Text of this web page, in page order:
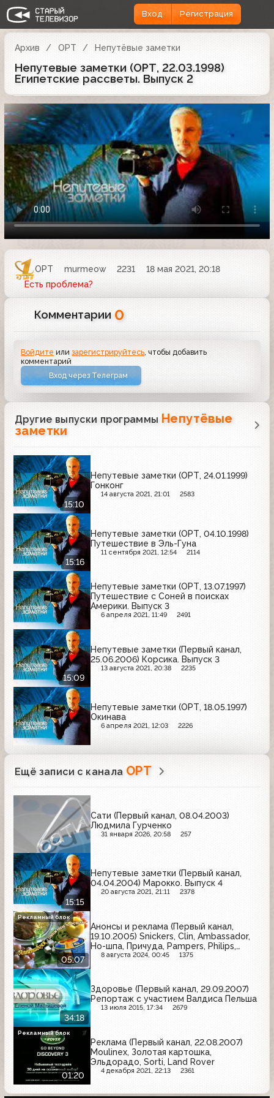
Вход Регистрация
Архив ОРТ Непутёвые заметки
Непутевые заметки (ОРТ, 22.03.1998)
Египетские рассветы. Выпуск 2
ОРТ murmeow 2231
18 мая 2021, 20:18
Есть проблема?
Комментарии 0
Войдите илизарегистрируйтесь , чтобы добавить
комментарий
Вход через Телеграм
Другие выпуски программы Непутёвые
заметки
15:10
Непутевые заметки (ОРТ, 24.01.1999)
Гонконг
14 августа 2021, 21:01 2583
15:16
Непутевые заметки (ОРТ, 04.10.1998)
Путешествие в Эль-Гуна
11 сентября 2021, 12:54 2114
Непутевые заметки (ОРТ, 13.07.1997)
Путешествие с Соней в поисках
Америки. Выпуск 3
6 апреля 2021, 11:49 2491
15:09
Непутевые заметки (Первый канал,
25.06.2006) Корсика. Выпуск 3
13 августа 2021, 20:38 2235
Непутевые заметки (ОРТ, 18.05.1997)
Окинава
6 апреля 2021, 12:03 2226
Ещё записи с канала ОРТ
Сати (Первый канал, 08.04.2003)
Людмила Гурченко
31 января 2026, 20:58 257
15:15
Непутевые заметки (Первый канал,
04.04.2004) Марокко. Выпуск 4
20 августа 2021, 21:11 2378
05:07
Анонсы и реклама (Первый канал,
19.10.2005) Snickers, Clin, Ambassador,
Но-шпа, Причуда, Pampers, Philips,
Кухня без границ, Filodoro, Афлубин,
8 августа 2024, 00:45 1375
Рекламный блок
34:18
Здоровье (Первый канал, 29.09.2007)
Репортаж с участием Валдиса Пельша
13 июля 2015, 17:34 2679
01:20
Реклама (Первый канал, 22.08.2007)
Moulinex, Золотая картошка,
Эльдорадо, Sorti, Land Rover
4 декабря 2021, 22:13 2361
Рекламный блок